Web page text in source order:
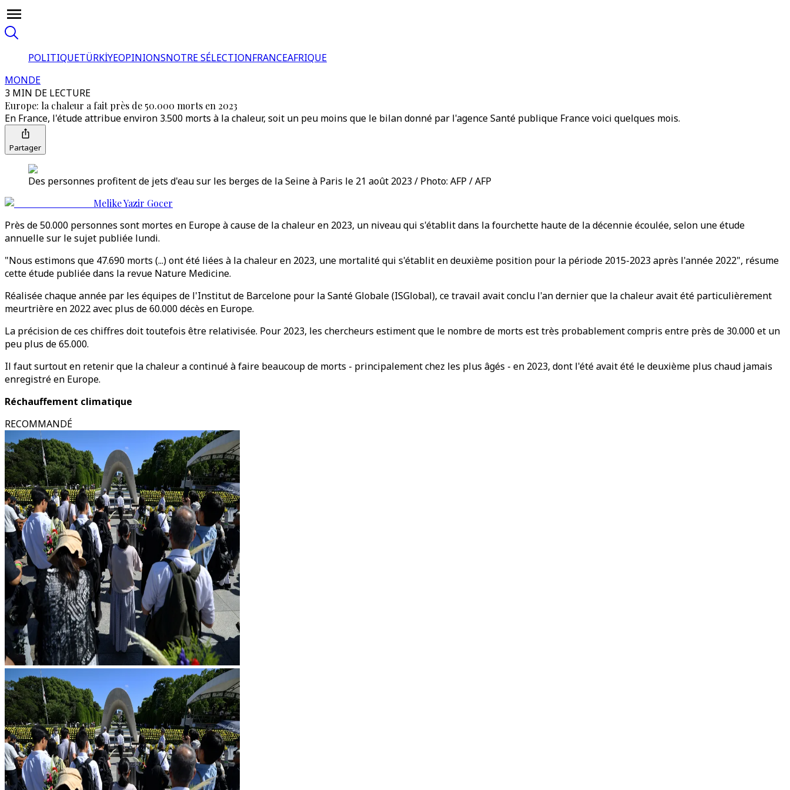
POLITIQUETÜRKİYEOPINIONSNOTRE SÉLECTIONFRANCEAFRIQUE
MONDE
3 MIN DE LECTURE
Europe: la chaleur a fait près de 50.000 morts en 2023
En France, l'étude attribue environ 3.500 morts à la chaleur, soit un peu moins que le bilan donné par l'agence Santé publique France voici quelques mois.
Partager
Des personnes profitent de jets d'eau sur les berges de la Seine à Paris le 21 août 2023 / Photo: AFP / AFP
Melike Yazir Gocer
Près de 50.000 personnes sont mortes en Europe à cause de la chaleur en 2023, un niveau qui s'établit dans la fourchette haute de la décennie écoulée, selon une étude
annuelle sur le sujet publiée lundi.
"Nous estimons que 47.690 morts (...) ont été liées à la chaleur en 2023, une mortalité qui s'établit en deuxième position pour la période 2015-2023 après l'année 2022", résume
cette étude publiée dans la revue Nature Medicine.
Réalisée chaque année par les équipes de l'Institut de Barcelone pour la Santé Globale (ISGlobal), ce travail avait conclu l'an dernier que la chaleur avait été particulièrement
meurtrière en 2022 avec plus de 60.000 décès en Europe.
La précision de ces chiffres doit toutefois être relativisée. Pour 2023, les chercheurs estiment que le nombre de morts est très probablement compris entre près de 30.000 et un
peu plus de 65.000.
Il faut surtout en retenir que la chaleur a continué à faire beaucoup de morts - principalement chez les plus âgés - en 2023, dont l'été avait été le deuxième plus chaud jamais
enregistré en Europe.
Réchauffement climatique
RECOMMANDÉ